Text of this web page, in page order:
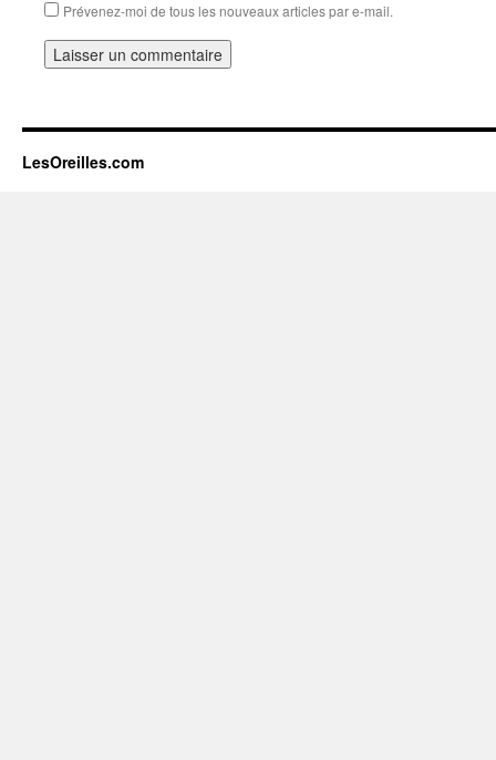
Prévenez-moi de tous les nouveaux articles par e-mail.
LesOreilles.com